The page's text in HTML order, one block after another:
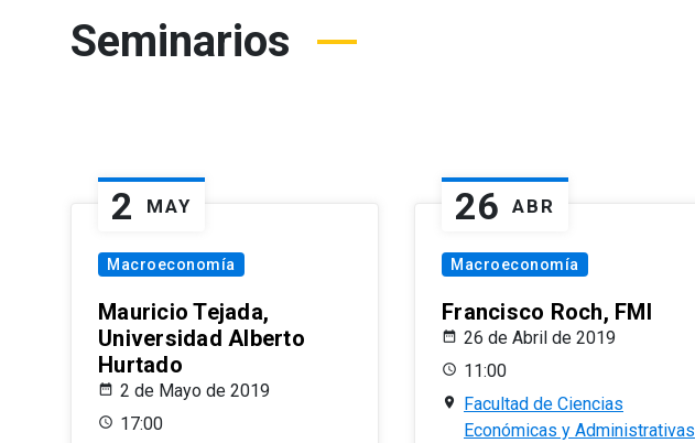
Seminarios
2 MAY
Macroeconomía
Mauricio Tejada,
Universidad Alberto
Hurtado
2 de Mayo de 2019
17:00
26 ABR
Macroeconomía
Francisco Roch, FMI
26 de Abril de 2019
11:00
Facultad de Ciencias
Económicas y Administrativas